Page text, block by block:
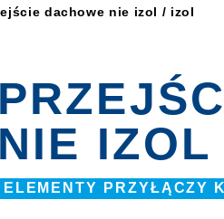
dachowe nie izol / izol
NIE
ELEMENTY PRZYŁĄCZY